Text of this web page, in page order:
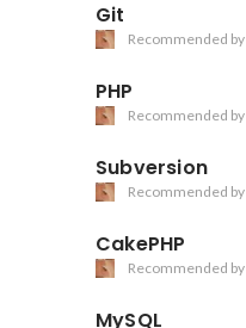
Git
Recommended by
PHP
Recommended by
Subversion
Recommended by
CakePHP
Recommended by
MySQL